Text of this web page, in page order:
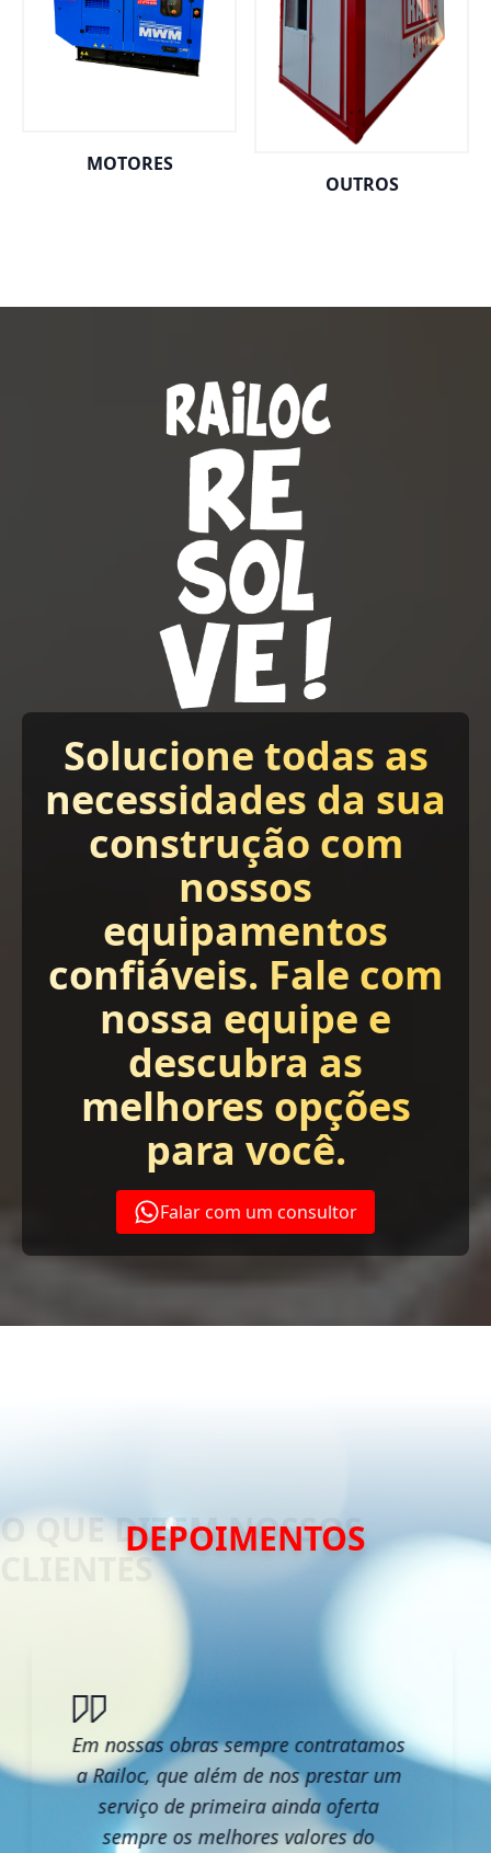
MOTORES
OUTROS
Solucione todas as
necessidades da sua
construção com
nossos
equipamentos
confiáveis. Fale com
nossa equipe e
descubra as
melhores opções
para você.
Falar com um consultor
DEPOIMENTOS
Em nossas obras sempre contratamos
a Railoc, que além de nos prestar um
serviço de primeira ainda oferta
sempre os melhores valores do